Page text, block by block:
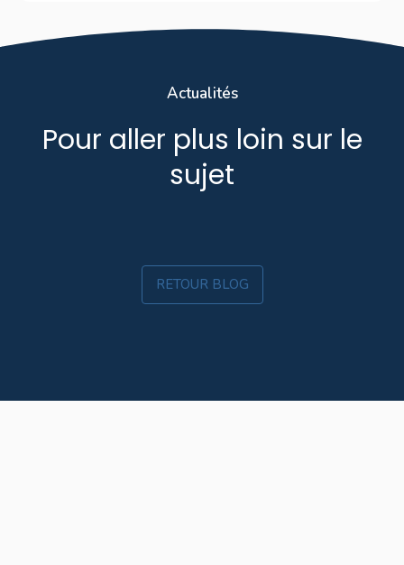
Actualités
Pour aller plus loin sur le
sujet
RETOUR BLOG